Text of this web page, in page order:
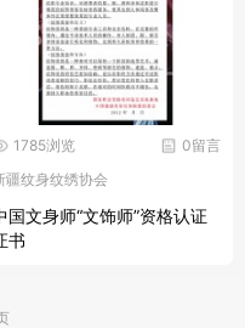
0留言
1785浏览
疆纹身纹绣协会
国文身师“文饰师”资格认证
书